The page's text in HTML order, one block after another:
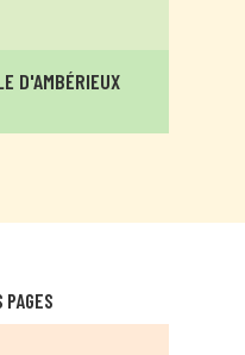
D'AMBÉRIEUX